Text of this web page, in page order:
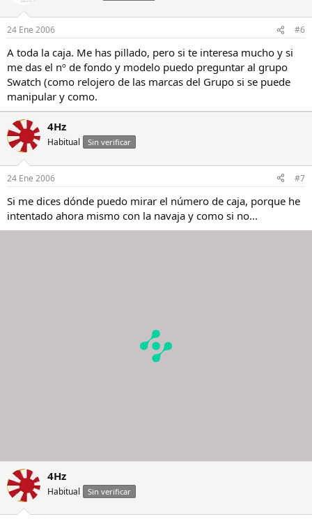
24 Ene 2006 #6
A toda la caja. Me has pillado, pero si te interesa mucho y si
me das el nº de fondo y modelo puedo preguntar al grupo
Swatch (como relojero de las marcas del Grupo si se puede
manipular y como.
4Hz
Habitual Sin verificar
24 Ene 2006 #7
Si me dices dónde puedo mirar el número de caja, porque he
intentado ahora mismo con la navaja y como si no...
4Hz
Habitual Sin verificar